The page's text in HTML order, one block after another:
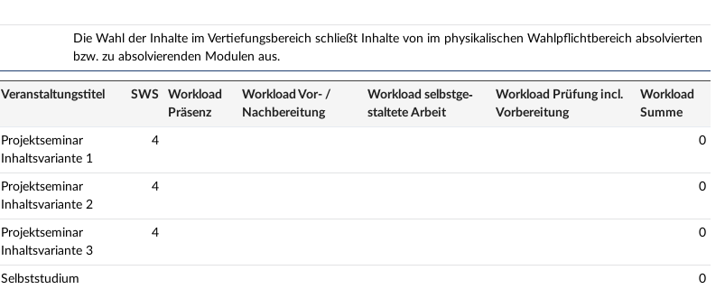
Die Wahl der Inhalte im Vertiefungsbereich schließt Inhalte von im physikalischen Wahlpflichtbereich absolvierten
bzw. zu absolvierenden Modulen aus.
Veranstaltungs­titel SWS
Workload
Präsenz
Workload Vor- /
Nach­bereitung
Workload selbstge­
staltete Arbeit
Workload Prüfung incl.
Vorbereitung
Workload
Summe
Projektseminar
Inhaltsvariante 1
4 0
Projektseminar
Inhaltsvariante 2
4 0
Projektseminar
Inhaltsvariante 3
4 0
Selbststudium 0